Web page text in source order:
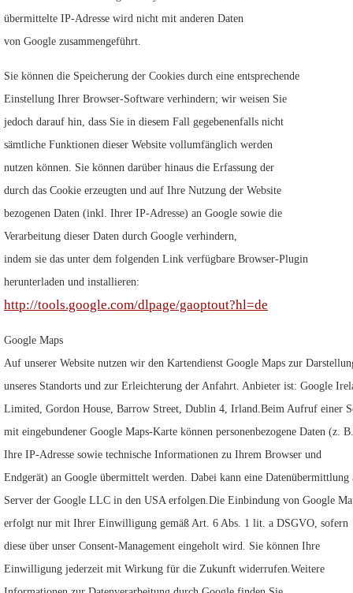
übermittelte IP-Adresse wird nicht mit anderen Daten
von Google zusammengeführt.
Sie können die Speicherung der Cookies durch eine entsprechende
Einstellung Ihrer Browser-Software verhindern; wir weisen Sie
jedoch darauf hin, dass Sie in diesem Fall gegebenenfalls nicht
sämtliche Funktionen dieser Website vollumfänglich werden
nutzen können. Sie können darüber hinaus die Erfassung der
durch das Cookie erzeugten und auf Ihre Nutzung der Website
bezogenen Daten (inkl. Ihrer IP-Adresse) an Google sowie die
Verarbeitung dieser Daten durch Google verhindern,
indem sie das unter dem folgenden Link verfügbare Browser-Plugin
herunterladen und installieren:
http://tools.google.com/dlpage/gaoptout?hl=de
Google Maps
Auf unserer Website nutzen wir den Kartendienst Google Maps zur
unseres Standorts und zur Erleichterung der Anfahrt. Anbieter ist: Google
Limited, Gordon House, Barrow Street, Dublin 4, Irland.Beim Aufruf einer
mit eingebundener Google Maps-Karte können personenbezogene Daten (z. B.
Ihre IP-Adresse sowie technische Informationen zu Ihrem Browser und
Endgerät) an Google übermittelt werden. Dabei kann eine Datenübermittlung
Server der Google LLC in den USA erfolgen.Die Einbindung von Google
erfolgt nur mit Ihrer Einwilligung gemäß Art. 6 Abs. 1 lit. a DSGVO, sofern
diese über unser Consent-Management eingeholt wird. Sie können Ihre
Einwilligung jederzeit mit Wirkung für die Zukunft widerrufen.Weitere